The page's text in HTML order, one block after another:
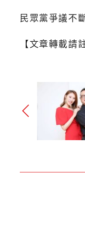
民眾黨爭議不
【文章轉載請